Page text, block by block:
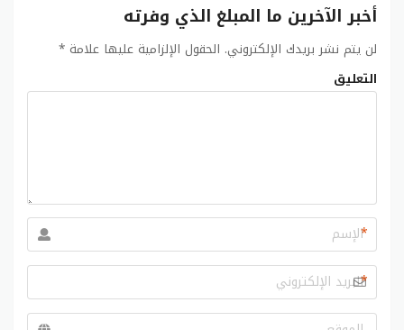
أخبر الآخرين ما المبلغ الذي وفرته
لن يتم نشر بريدك الإلكتروني. الحقول الإلزامية عليها علامة *
التعليق
*
*